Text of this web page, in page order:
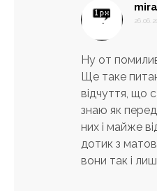
Ну от
Ще таке
відчуття, що
знаю як
них і майже
дотик з
вони так і